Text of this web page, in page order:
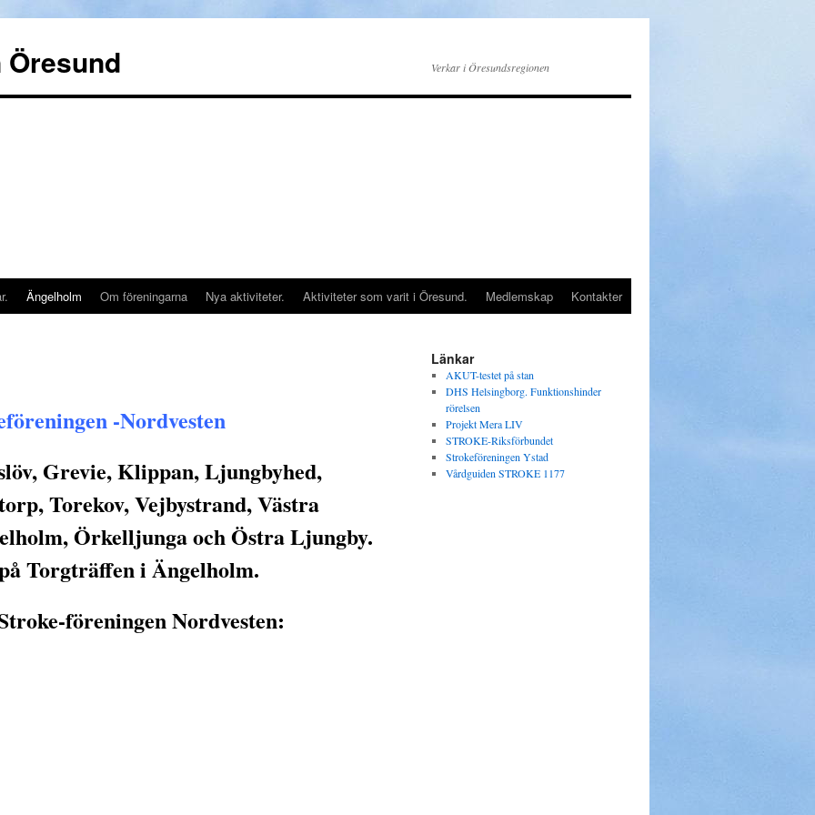
Verkar i Öresundsregionen
Ängelholm Om föreningarna Nya aktiviteter. Aktiviteter som varit i Öresund. Medlemskap Kontakter
-Nordvesten
Grevie, Klippan, Ljungbyhed,
Torekov, Vejbystrand, Västra
Örkelljunga och Östra Ljungby.
Torgträffen i Ängelholm.
föreningen Nordvesten:
Länkar
AKUT-testet på stan
DHS Helsingborg. Funktionshinder
rörelsen
Projekt Mera LIV
STROKE-Riksförbundet
Strokeföreningen Ystad
Vårdguiden STROKE 1177